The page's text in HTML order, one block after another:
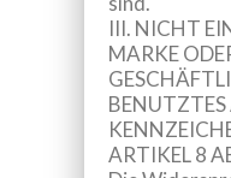
III. NICHT
MARKE
BENUTZTES
ARTIKEL 8